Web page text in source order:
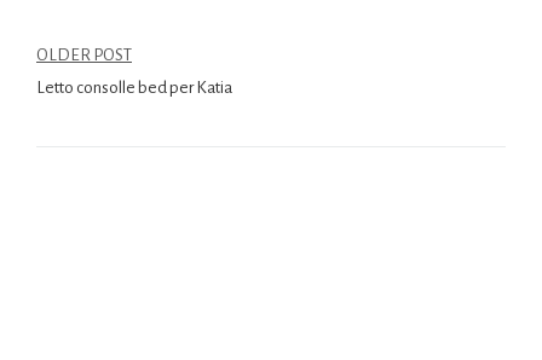
OLDER POST
Letto consolle bed per Katia